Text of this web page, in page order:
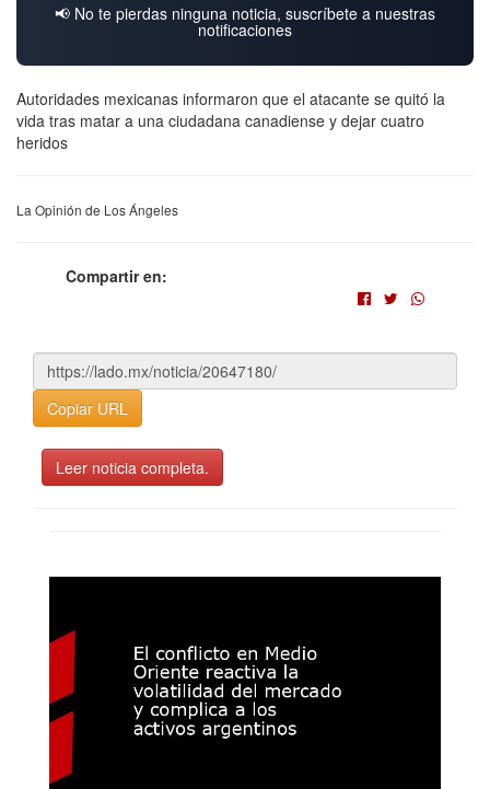
📢 No te pierdas ninguna noticia, suscríbete a nuestras
notificaciones
Autoridades mexicanas informaron que el atacante se quitó la
vida tras matar a una ciudadana canadiense y dejar cuatro
heridos
La Opinión de Los Ángeles
Compartir en:
Copiar URL
Leer noticia completa.